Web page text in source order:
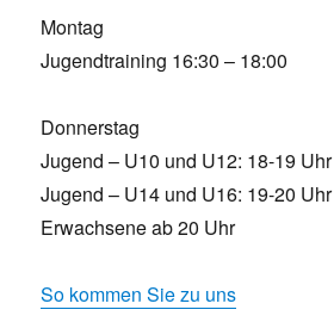
Montag
Jugendtraining 16:30 – 18:00
Donnerstag
Jugend – U10 und U12: 18-19 Uhr
Jugend – U14 und U16: 19-20 Uhr
Erwachsene ab 20 Uhr
So kommen Sie zu uns